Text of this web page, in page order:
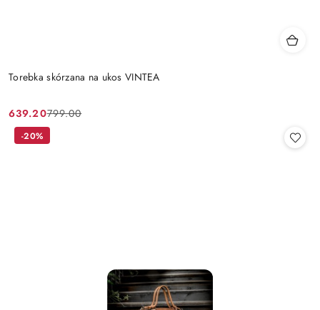
Torebka skórzana na ukos VINTEA
Cena
promocyjna:
639.20
Cena
przed
799.00
-20%